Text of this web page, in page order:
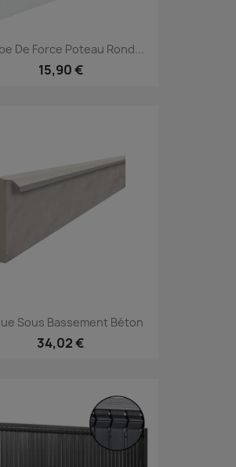
De Force Poteau Rond...
15,90 €
Sous Bassement Béton
34,02 €